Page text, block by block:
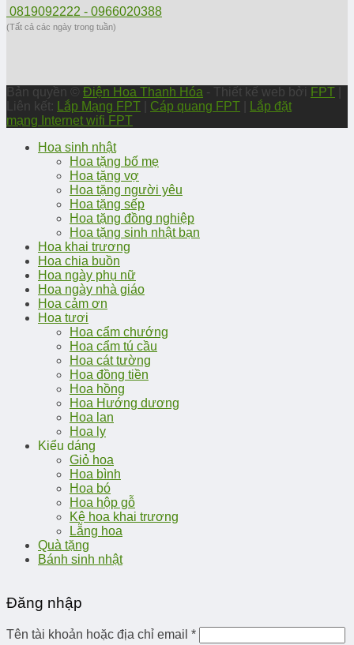
0819092222 - 0966020388
(Tất cả các ngày trong tuần)
Bản quyền © Điện Hoa Thanh Hóa - Thiết kế web bởi FPT
Liên kết:
Lắp Mạng FPT Cáp quang FPT
Lắp đặt
mạng Internet wifi FPT
Hoa sinh nhật
Hoa tặng bố mẹ
Hoa tặng vợ
Hoa tặng người yêu
Hoa tặng sếp
Hoa tặng đồng nghiệp
Hoa tặng sinh nhật bạn
Hoa khai trương
Hoa chia buồn
Hoa ngày phụ nữ
Hoa ngày nhà giáo
Hoa cảm ơn
Hoa tươi
Hoa cẩm chướng
Hoa cẩm tú cầu
Hoa cát tường
Hoa đồng tiền
Hoa hồng
Hoa Hướng dương
Hoa lan
Hoa ly
Kiểu dáng
Giỏ hoa
Hoa bình
Hoa bó
Hoa hộp gỗ
Kệ hoa khai trương
Lẵng hoa
Quà tặng
Bánh sinh nhật
Đăng nhập
Tên tài khoản hoặc địa chỉ email *